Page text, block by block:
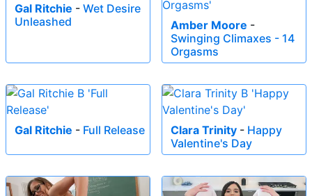
Gal Ritchie - Wet Desire
Unleashed
Amber Moore -
Swinging Climaxes - 14
Orgasms
Gal Ritchie - Full Release Clara Trinity - Happy
Valentine's Day